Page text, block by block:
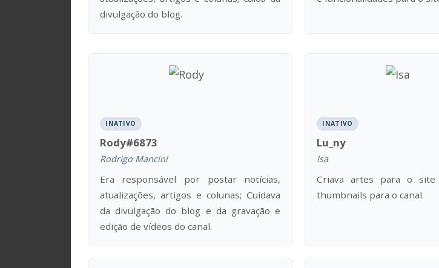
divulgação do blog.
INATIVO
Rody#6873
Rodrigo Mancini
Era responsável por postar notícias,
atualizações, artigos e colunas; Cuidava
da divulgação do blog e da gravação e
edição de vídeos do canal.
INATIVO
Lu_ny
Isa
Criava artes para o
thumbnails para o canal.